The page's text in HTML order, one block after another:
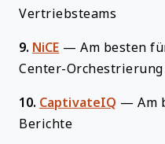
Vertriebsteams
9. NiCE —Am besten
Center-
10. CaptivateIQ —Am
Berichte